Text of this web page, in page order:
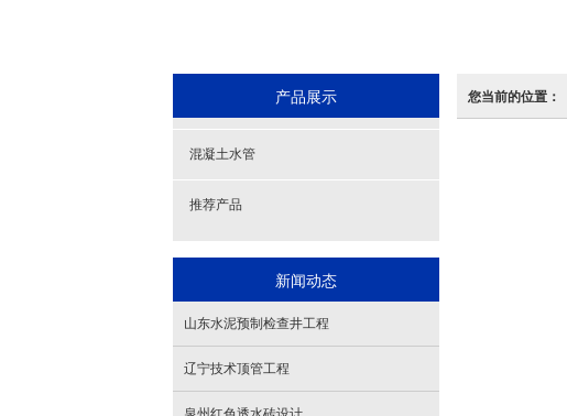
您当前的位置：
产品展示
混凝土水管
推荐产品
新闻动态
山东水泥预制检查井工程
辽宁技术顶管工程